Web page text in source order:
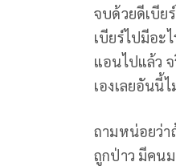
จบด้วยดีเบีย
เบียร์ไปมีอะ
แอนไปแล้ว
เองเลยอันนี้
ถามหน่อยว่า
ถูกป่าว มีคนม